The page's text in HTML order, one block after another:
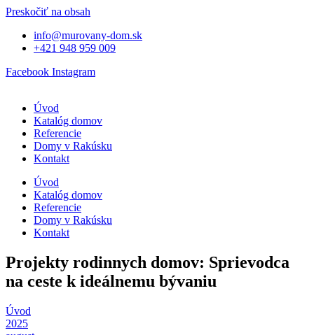
Preskočiť na obsah
info@murovany-dom.sk
+421 948 959 009
Facebook Instagram
Úvod
Katalóg domov
Referencie
Domy v Rakúsku
Kontakt
Úvod
Katalóg domov
Referencie
Domy v Rakúsku
Kontakt
Projekty rodinnych domov: Sprievodca
na ceste k ideálnemu bývaniu
Úvod
2025